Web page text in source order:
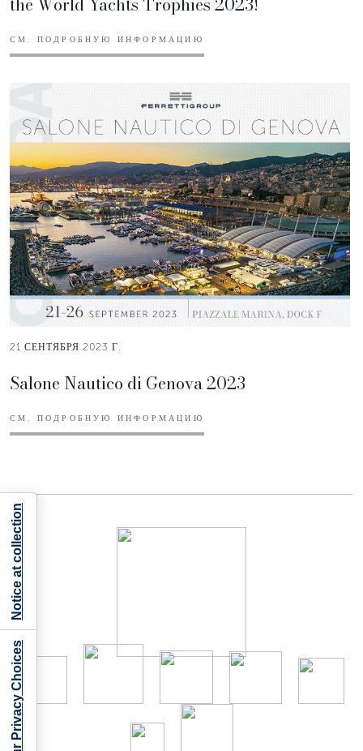
СМ. ПОДРОБНУЮ ИНФОРМАЦИЮ
21 СЕНТЯБРЯ 2023 Г.
Salone Nautico di Genova 2023
СМ. ПОДРОБНУЮ ИНФОРМАЦИЮ
Your Privacy Choices
Notice at collection